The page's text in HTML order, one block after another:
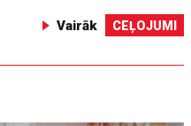
Vairāk CEĻOJUMI